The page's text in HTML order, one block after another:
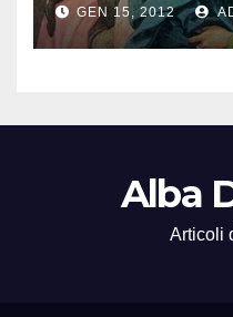
GEN 15, 2012
Alba
Articoli